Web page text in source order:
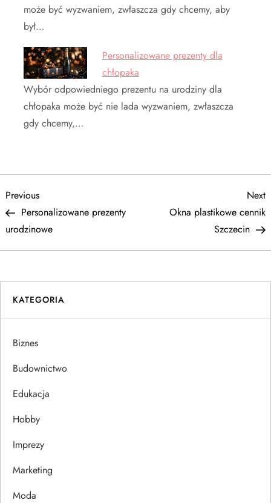
może być wyzwaniem, zwłaszcza gdy chcemy, aby
był…
Personalizowane prezenty dla
chłopaka
Wybór odpowiedniego prezentu na urodziny dla
chłopaka może być nie lada wyzwaniem, zwłaszcza
gdy chcemy,…
N
a
w
i
g
a
c
a
w
p
Previous
Post
Previous
Personalizowane prezenty
urodzinowe
Next
Okna plastikowe cennik
Szczecin
KATEGORIA
Biznes
Budownictwo
Edukacja
Hobby
Imprezy
Marketing
Moda